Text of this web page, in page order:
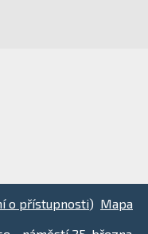
o přístupnosti) Mapa